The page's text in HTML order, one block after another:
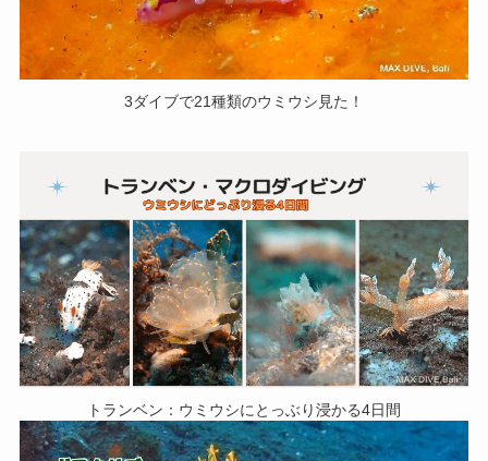
3ダイブで21種類のウミウシ見た！
トランベン：ウミウシにとっぶり浸かる4日間